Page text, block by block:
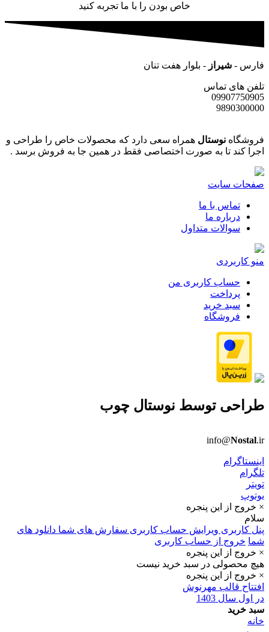
خاص بودن را با ما تجربه کنید
فارس - شیراز - بلوار هفت تنان
تلفن های تماس
09907750905
9890300000
فروشگاه نوستال همراه سعی دارد که محصولات خاص را طراحی و
اجرا کند تا به صورت اختصاصی فقط در همین جا به فروش برسد .
صفحات سایت
تماس با ما
درباره ما
سوالات متداول
منو کاربردی
حساب کاربری من
پرداخت
سبد خرید
فروشگاه
طراحی توسط نوستال چوب
info@Nostal.ir
اینستاگرام
تلگرام
تویتر
یوتوپ
× خروج از این پنجره
سلام
پنل کاربری ویرایش حساب کاربری سفارش های شما دانلود های
شما خروج از حساب کاربری
× خروج از این پنجره
هیچ محصولی در سبد خرید نیست
× خروج از این پنجره
افتتاح قالب مهرنوش
در اول سال 1403
سبد خرید
خانه